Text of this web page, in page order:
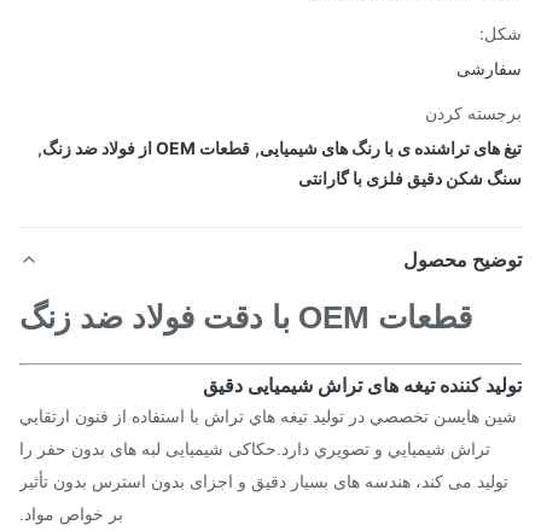
کردن
های تراشنده ی با رنگ های شیمیایی,قطعات OEM از فولاد ضد زنگ
,
شکن دقیق فلزی با گارانتی
محصول
قطعات OEM با دقت فولاد ضد زنگ
کننده تیغه های تراش شیمیایی دقیق
هايسن تخصصي در توليد تيغه هاي تراش با استفاده از فنون ارتقايي
تراش شيميايي و تصويري دارد.حکاکی شیمیایی لبه های بدون حفر را
می کند، هندسه های بسیار دقیق و اجزای بدون استرس بدون تأثیر
بر خواص مواد.